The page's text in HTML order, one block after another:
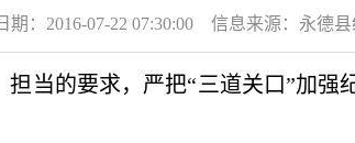
期：2016-07-22 07:30:00 信息来源：永德
当的要求，严把“三道关口”加强